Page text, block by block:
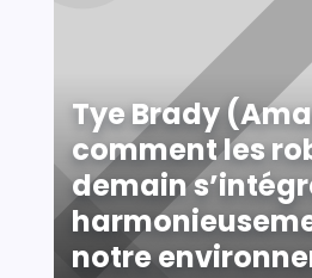
Tye Brady
comment les
demain
notre